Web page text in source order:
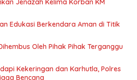
Jenazah Kelima Korban KM
Edukasi Berkendara Aman di Titik
Oleh Pihak Pihak Terganggu
Kekeringan dan Karhutla, Polres
Bencana